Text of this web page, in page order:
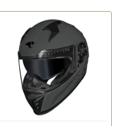
leveza e
moldado sob alta
estrutura sólida e
diário ou viagens